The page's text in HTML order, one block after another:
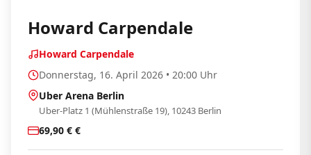
Howard Carpendale
Howard Carpendale
Donnerstag, 16. April 2026 • 20:00 Uhr
Uber Arena Berlin
Uber-Platz 1 (Mühlenstraße 19), 10243 Berlin
69,90 € €